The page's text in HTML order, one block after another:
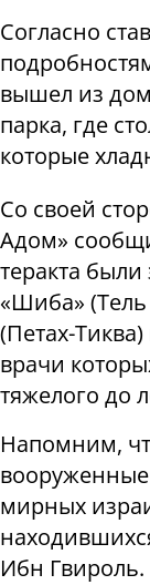
Согласно
вышел из
парка, где
которые
Со своей
Адом»
теракта
«Шиба»
(Петах-
врачи
тяжелого до
Напомним,
мирных
Ибн Гвироль.